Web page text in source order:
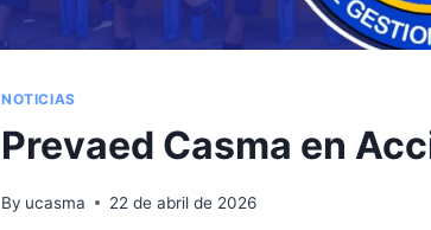
NOTICIAS
Prevaed Casma en
By ucasma 22 de abril de 2026